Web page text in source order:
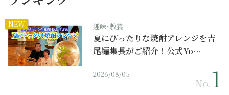
NEW 趣味･教養
夏にぴったりな焼酎アレンジを吉
尾編集長がご紹介！公式Yo…
2026/08/05
No.